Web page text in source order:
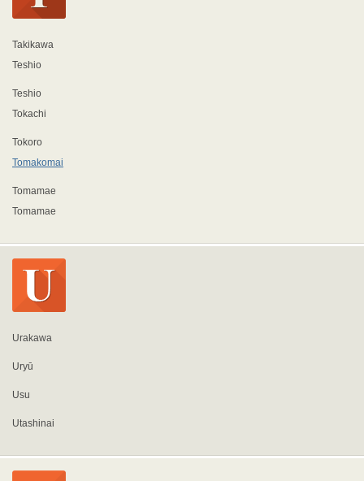
Takikawa
Teshio
Teshio
Tokachi
Tokoro
Tomakomai
Tomamae
Tomamae
Urakawa
Uryū
Usu
Utashinai